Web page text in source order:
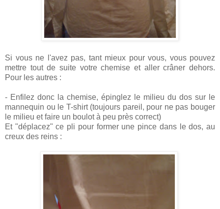
Si vous ne l'avez pas, tant mieux pour vous, vous pouvez
mettre tout de suite votre chemise et aller crâner dehors.
Pour les autres :
- Enfilez donc la chemise, épinglez le milieu du dos sur le
mannequin ou le T-shirt (toujours pareil, pour ne pas bouger
le milieu et faire un boulot à peu près correct)
Et "déplacez" ce pli pour former une pince dans le dos, au
creux des reins :